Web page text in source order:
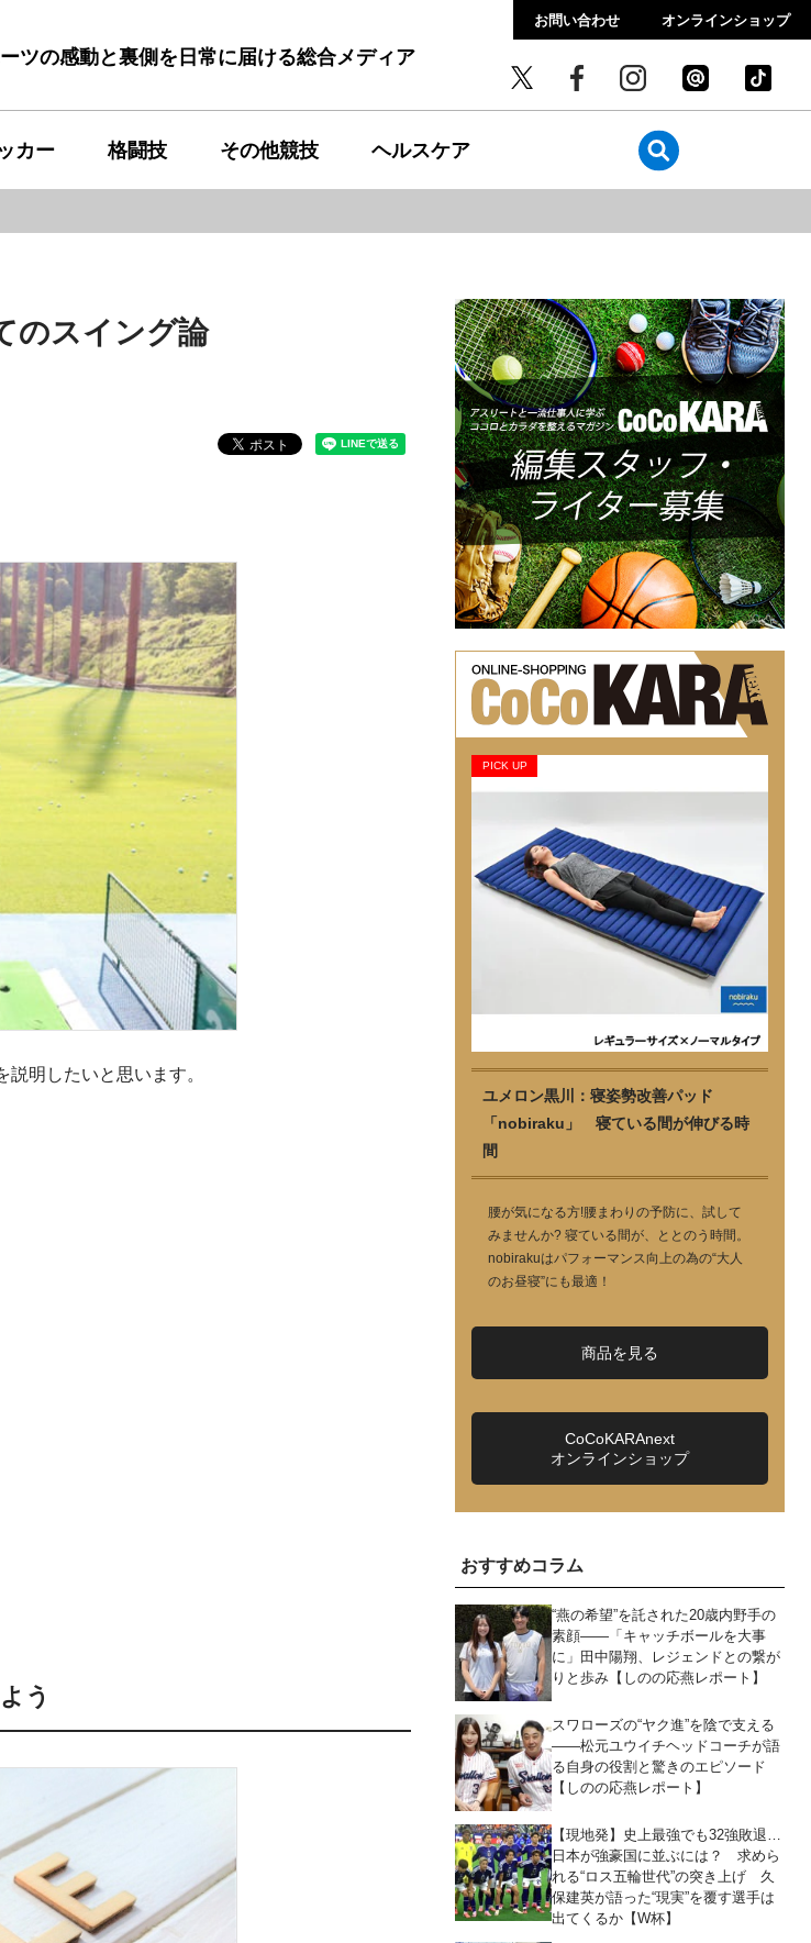
の感動と裏側を日常に届ける総合メディア
お問い合わせ オンラインショップ
カー 格闘技 その他競技 ヘルスケア
のスイング論
明したいと思います。
う
PICK UP
ユメロン黒川：寝姿勢改善パッド
「nobiraku」 寝ている間が伸びる時
間
腰が気になる方!腰まわりの予防に、試して
みませんか? 寝ている間が、ととのう時間。
nobirakuはパフォーマンス向上の為の“大人
のお昼寝”にも最適！
商品を見る
CoCoKARAnext
オンラインショップ
おすすめコラム
“燕の希望”を託された20歳内野手の
素顔――「キャッチボールを大事
に」田中陽翔、レジェンドとの繋が
りと歩み【しのの応燕レポート】
スワローズの“ヤク進”を陰で支える
――松元ユウイチヘッドコーチが語
る自身の役割と驚きのエピソード
【しのの応燕レポート】
【現地発】史上最強でも32強敗退…
日本が強豪国に並ぶには？ 求めら
れる“ロス五輪世代”の突き上げ 久
保建英が語った“現実”を覆す選手は
出てくるか【W杯】